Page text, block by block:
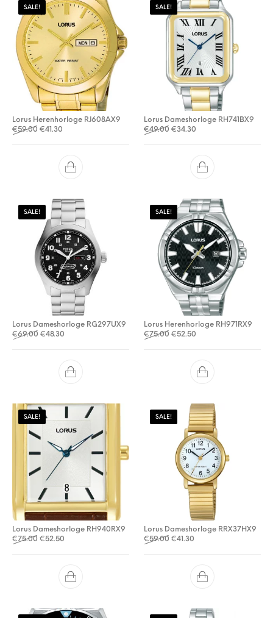
SALE!
Lorus Herenhorloge RJ608AX9
€59.00 Oorspronkelijke prijs was: €59.00.
€41.30
SALE!
Lorus Dameshorloge RH741BX9
€49.00 Oorspronkelijke prijs was:
€34.30
SALE!
Lorus Dameshorloge RG297UX9
€69.00 Oorspronkelijke prijs was: €69.00.
€48.30 Huidige prijs is: €48.30.
SALE!
Lorus Herenhorloge RH971RX9
€75.00 Oorspronkelijke prijs was:
€52.50
SALE!
Lorus Dameshorloge RH940RX9
€75.00 Oorspronkelijke prijs was: €75.00.
€52.50 Huidige prijs is: €52.50.
SALE!
Lorus Dameshorloge RRX37HX9
€59.00 Oorspronkelijke prijs was:
€41.30